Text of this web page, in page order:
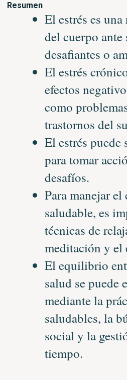
Resumen
El estrés es
del cuerpo ante
desafiantes o
El estrés
efectos
como
trastornos del
El estrés
para tomar
desafíos.
Para manejar el
saludable, es
técnicas de
meditación y el
El equilibrio
salud se puede
mediante la
saludables, la
social y la
tiempo.